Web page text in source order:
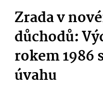
Zrada v
důchodů:
rokem 1986
úvahu